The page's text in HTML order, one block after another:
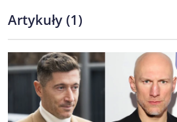
Artykuły (1)